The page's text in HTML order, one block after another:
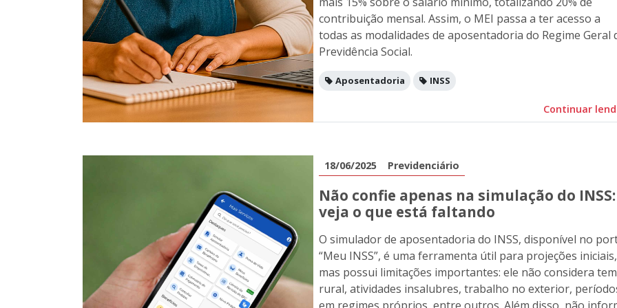
contribuição mensal. Assim, o MEI passa a ter acesso a
todas as modalidades de aposentadoria do Regime Geral
Previdência Social.
Aposentadoria INSS
Continuar
18/06/2025 Previdenciário
Não confie apenas na simulação do INSS:
veja o que está faltando
O simulador de aposentadoria do INSS, disponível no
“Meu INSS”, é uma ferramenta útil para projeções iniciais,
mas possui limitações importantes: ele não considera
rural, atividades insalubres, trabalho no exterior,
em regimes próprios, entre outros. Além disso, não